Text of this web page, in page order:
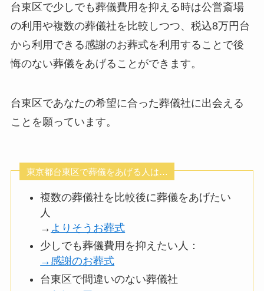
台東区で少しでも葬儀費用を抑える時は公営斎場
の利用や複数の葬儀社を比較しつつ、税込8万円台
から利用できる感謝のお葬式を利用することで後
悔のない葬儀をあげることができます。
台東区であなたの希望に合った葬儀社に出会える
ことを願っています。
東京都台東区で葬儀をあげる人は…
複数の葬儀社を比較後に葬儀をあげたい
人
→ よりそうお葬式
少しでも葬儀費用を抑えたい人：
→感謝のお葬式
台東区で間違いのない葬儀社